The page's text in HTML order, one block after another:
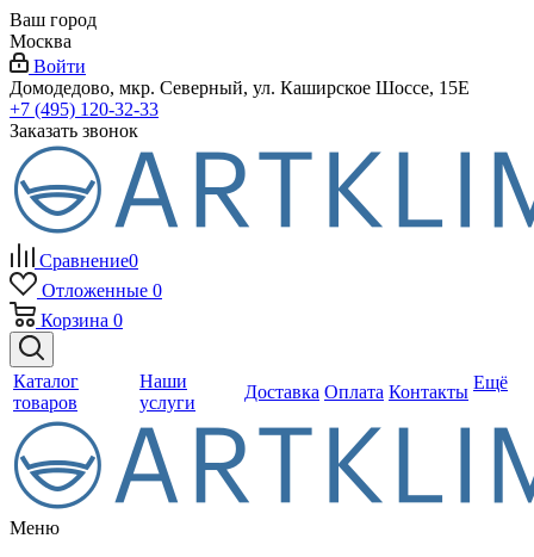
Ваш город
Москва
Войти
Домодедово, мкр. Северный, ул. Каширское Шоссе, 15Е
+7 (495) 120-32-33
Заказать звонок
Сравнение0
Отложенные 0
Корзина 0
Каталог
товаров
Наши
услуги
Доставка Оплата Контакты Ещё
Меню